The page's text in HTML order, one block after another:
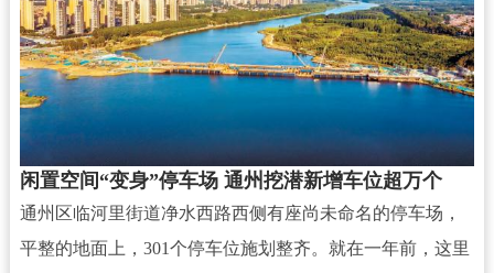
闲置空间“变身”停车场 通州挖潜新增车位超万个
通州区临河里街道净水西路西侧有座尚未命名的停车场，
平整的地面上，301个停车位施划整齐。就在一年前，这里